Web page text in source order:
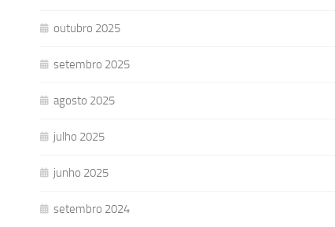
outubro 2025
setembro 2025
agosto 2025
julho 2025
junho 2025
setembro 2024